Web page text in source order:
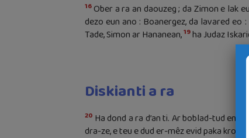
16Ober a ra an daouzeg ; da Zimon e lak
dezo eun ano : Boanergez, da lavared eo
Tade, Simon ar Hananean,19ha Judaz
Diskianti a ra
20 Ha dond a ra d’an ti. Ar boblad-tud en
dra-ze, e teu e dud er-mêz evid paka krog